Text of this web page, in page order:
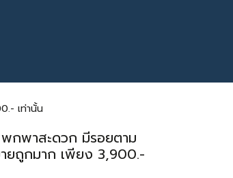
เท่านั้น
กพาสะดวก มีรอยตาม
ยถูกมาก เพียง 3,900.-